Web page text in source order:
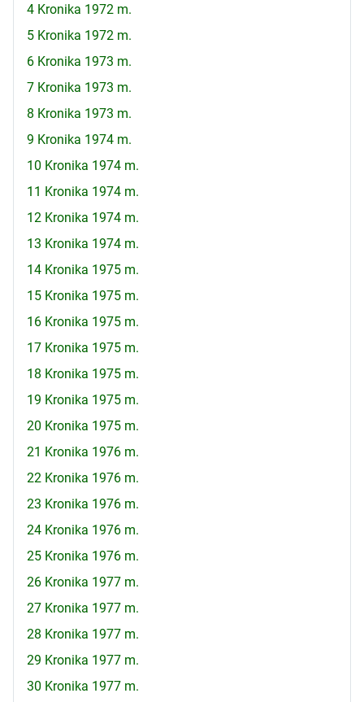
4 Kronika 1972 m.
5 Kronika 1972 m.
6 Kronika 1973 m.
7 Kronika 1973 m.
8 Kronika 1973 m.
9 Kronika 1974 m.
10 Kronika 1974 m.
11 Kronika 1974 m.
12 Kronika 1974 m.
13 Kronika 1974 m.
14 Kronika 1975 m.
15 Kronika 1975 m.
16 Kronika 1975 m.
17 Kronika 1975 m.
18 Kronika 1975 m.
19 Kronika 1975 m.
20 Kronika 1975 m.
21 Kronika 1976 m.
22 Kronika 1976 m.
23 Kronika 1976 m.
24 Kronika 1976 m.
25 Kronika 1976 m.
26 Kronika 1977 m.
27 Kronika 1977 m.
28 Kronika 1977 m.
29 Kronika 1977 m.
30 Kronika 1977 m.